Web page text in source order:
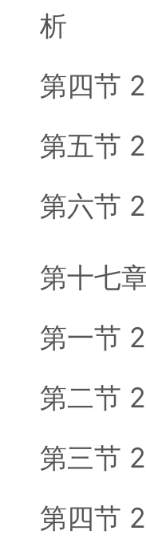
析
第四节
第五节
第六节
第十七
第一节
第二节
第三节
第四节